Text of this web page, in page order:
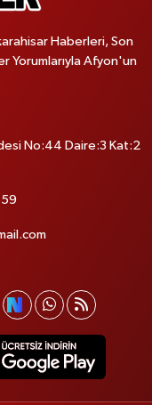
Haberleri, Son
Yorumlarıyla Afyon'un
No:44 Daire:3 Kat:2